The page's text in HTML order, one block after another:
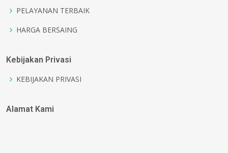
PELAYANAN TERBAIK
HARGA BERSAING
Kebijakan Privasi
KEBIJAKAN PRIVASI
Alamat Kami